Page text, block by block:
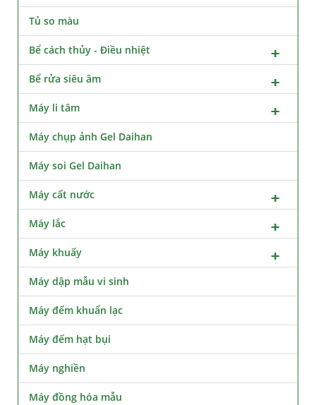
Tủ so màu
Bể cách thủy - Điều nhiệt
Bể rửa siêu âm
Máy li tâm
Máy chụp ảnh Gel Daihan
Máy soi Gel Daihan
Máy cất nước
Máy lắc
Máy khuấy
Máy dập mẫu vi sinh
Máy đếm khuẩn lạc
Máy đếm hạt bụi
Máy nghiền
Máy đồng hóa mẫu